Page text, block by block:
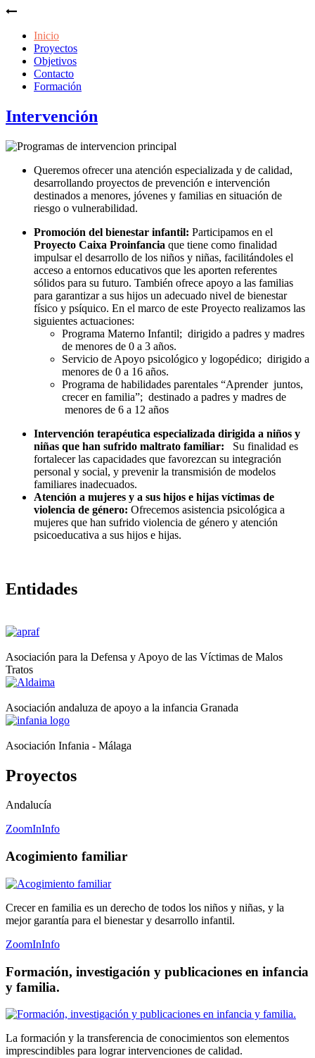
Inicio
Proyectos
Objetivos
Contacto
Formación
Intervención
Queremos ofrecer una atención especializada y de calidad,
desarrollando proyectos de prevención e intervención
destinados a menores, jóvenes y familias en situación de
riesgo o vulnerabilidad.
Promoción del bienestar infantil: Participamos en el
Proyecto Caixa Proinfancia que tiene como finalidad
impulsar el desarrollo de los niños y niñas, facilitándoles el
acceso a entornos educativos que les aporten referentes
sólidos para su futuro. También ofrece apoyo a las familias
para garantizar a sus hijos un adecuado nivel de bienestar
físico y psíquico. En el marco de este Proyecto realizamos las
siguientes actuaciones:
Programa Materno Infantil; dirigido a padres y madres
de menores de 0 a 3 años.
Servicio de Apoyo psicológico y logopédico; dirigido a
menores de 0 a 16 años.
Programa de habilidades parentales “Aprender juntos,
crecer en familia”; destinado a padres y madres de
menores de 6 a 12 años
Intervención terapéutica especializada dirigida a niños y
niñas que han sufrido maltrato familiar: Su finalidad es
fortalecer las capacidades que favorezcan su integración
personal y social, y prevenir la transmisión de modelos
familiares inadecuados.
Atención a mujeres y a sus hijos e hijas víctimas de
violencia de género: Ofrecemos asistencia psicológica a
mujeres que han sufrido violencia de género y atención
psicoeducativa a sus hijos e hijas.
Entidades
Asociación para la Defensa y Apoyo de las Víctimas de Malos
Tratos
Asociación andaluza de apoyo a la infancia Granada
Asociación Infania - Málaga
Proyectos
Andalucía
ZoomInInfo
Acogimiento familiar
Crecer en familia es un derecho de todos los niños y niñas, y la
mejor garantía para el bienestar y desarrollo infantil.
ZoomInInfo
Formación, investigación y publicaciones en infancia
y familia.
La formación y la transferencia de conocimientos son elementos
imprescindibles para lograr intervenciones de calidad.